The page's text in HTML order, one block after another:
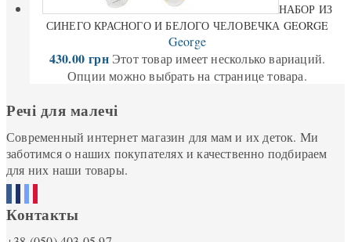
НАБОР ИЗ
СИНЕГО КРАСНОГО И БЕЛОГО ЧЕЛОВЕЧКА GEORGE
George
430.00грн Этот товар имеет несколько вариаций.
Опции можно выбрать на странице товара.
Речі для малечі
Современный интернет магазин для мам и их деток. Ми
заботимся о наших покупателях и качественно подбираем
для них наши товары.
Контакты